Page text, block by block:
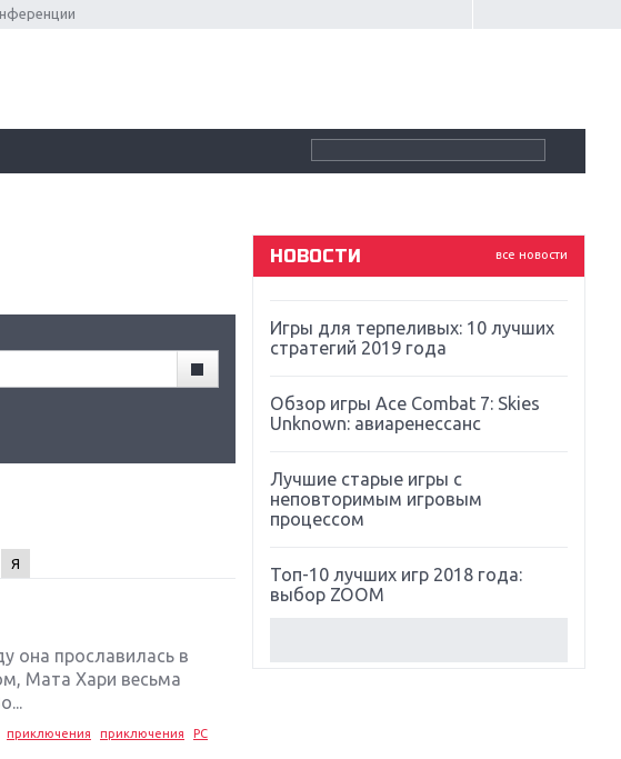
Я
она прославилась в
Мата Хари весьма
приключения приключения PC
все новости
НОВОСТИ
Souls
Far Cry 5: хвалить нельзя ругать
Игры для терпеливых: 10 лучших
стратегий 2019 года
Обзор игры Ace Combat 7: Skies
Unknown: авиаренессанс
Лучшие старые игры с
неповторимым игровым
процессом
Топ-10 лучших игр 2018 года:
выбор ZOOM